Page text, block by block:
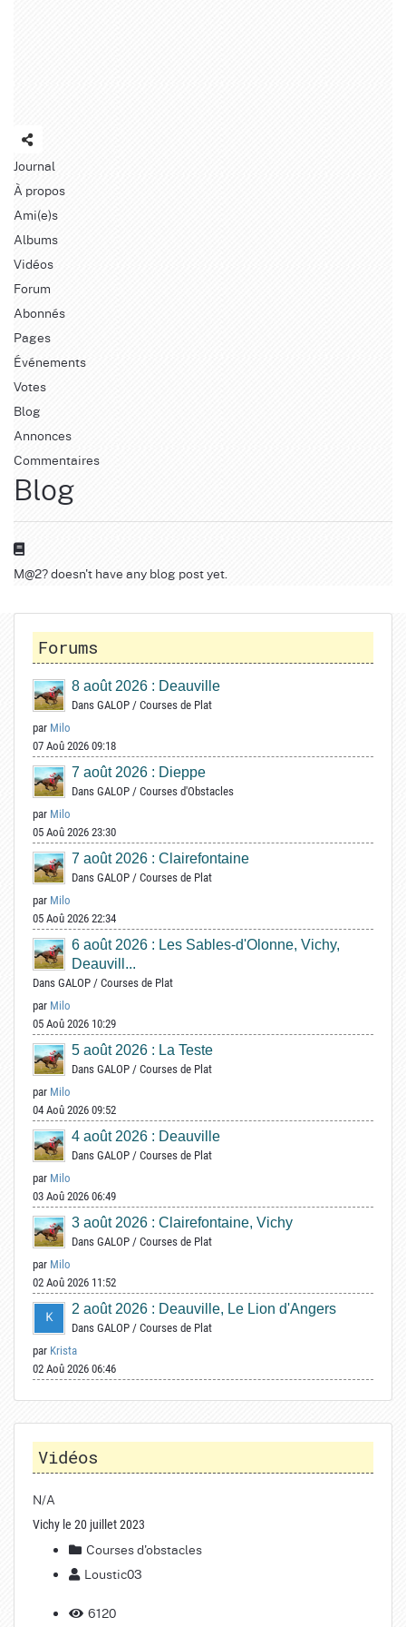
Journal
À propos
Ami(e)s
Albums
Vidéos
Forum
Abonnés
Pages
Événements
Votes
Blog
Annonces
Commentaires
Blog
M@2? doesn't have any blog post yet.
Forums
8 août 2026 : Deauville
Dans GALOP / Courses de Plat
par Milo
07 Aoû 2026 09:18
7 août 2026 : Dieppe
Dans GALOP / Courses d'Obstacles
par Milo
05 Aoû 2026 23:30
7 août 2026 : Clairefontaine
Dans GALOP / Courses de Plat
par Milo
05 Aoû 2026 22:34
6 août 2026 : Les Sables-d'Olonne, Vichy,
Deauvill...
Dans GALOP / Courses de Plat
par Milo
05 Aoû 2026 10:29
5 août 2026 : La Teste
Dans GALOP / Courses de Plat
par Milo
04 Aoû 2026 09:52
4 août 2026 : Deauville
Dans GALOP / Courses de Plat
par Milo
03 Aoû 2026 06:49
3 août 2026 : Clairefontaine, Vichy
Dans GALOP / Courses de Plat
par Milo
02 Aoû 2026 11:52
2 août 2026 : Deauville, Le Lion d'Angers
Dans GALOP / Courses de Plat
par Krista
02 Aoû 2026 06:46
Vidéos
N/A
Vichy le 20 juillet 2023
Courses d'obstacles
Loustic03
6120